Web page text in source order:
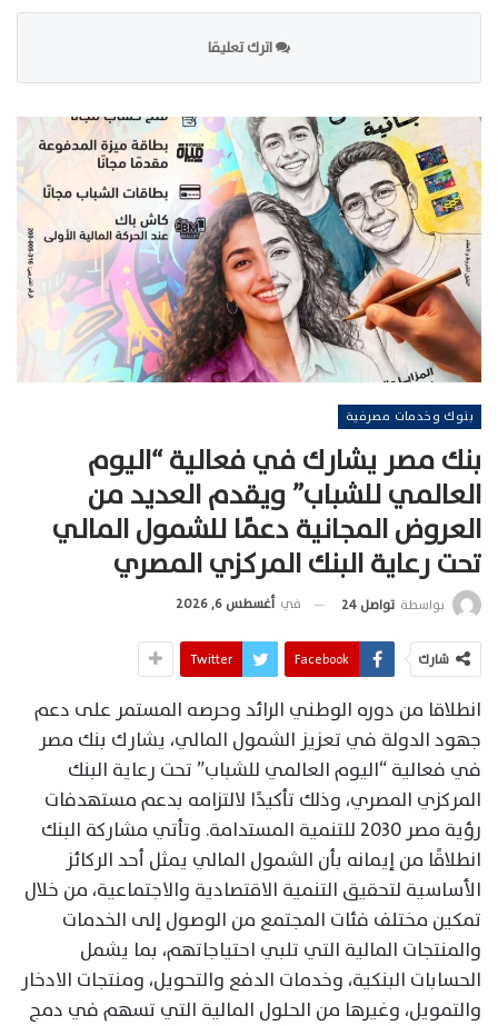
اترك تعليقا
بنوك وخدمات مصرفية
بنك مصر يشارك في فعالية “اليوم
العالمي للشباب” ويقدم العديد من
العروض المجانية دعمًا للشمول المالي
تحت رعاية البنك المركزي المصري
بواسطة تواصل 24 في أغسطس 6, 2026
شارك Facebook
Twitter
انطلاقا من دوره الوطني الرائد وحرصه المستمر على دعم
جهود الدولة في تعزيز الشمول المالي، يشارك بنك مصر
في فعالية “اليوم العالمي للشباب” تحت رعاية البنك
المركزي المصري، وذلك تأكيدًا لالتزامه بدعم مستهدفات
رؤية مصر 2030 للتنمية المستدامة. وتأتي مشاركة البنك
انطلاقًا من إيمانه بأن الشمول المالي يمثل أحد الركائز
الأساسية لتحقيق التنمية الاقتصادية والاجتماعية، من خلال
تمكين مختلف فئات المجتمع من الوصول إلى الخدمات
والمنتجات المالية التي تلبي احتياجاتهم، بما يشمل
الحسابات البنكية، وخدمات الدفع والتحويل، ومنتجات الادخار
والتمويل، وغيرها من الحلول المالية التي تسهم في دمج